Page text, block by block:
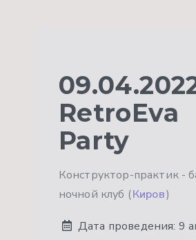
RetroEva
Party
Конструктор-практик -
ночной клуб (Киров)
Дата проведения: 9